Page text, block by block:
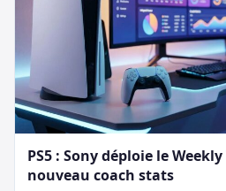
PS5 : Sony déploie le
nouveau coach stats